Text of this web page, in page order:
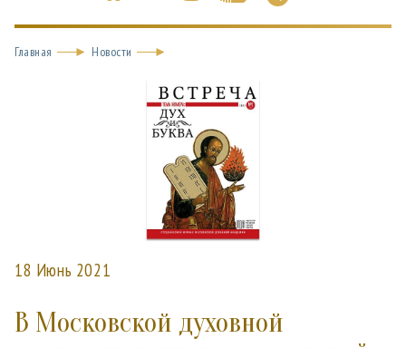
Главная Новости
18 Июнь 2021
В Московской духовной